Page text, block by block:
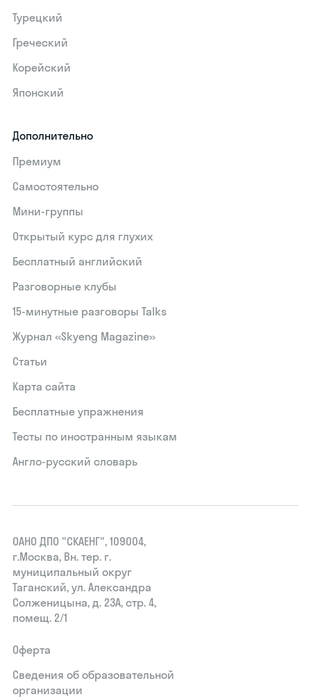
Турецкий
Греческий
Корейский
Японский
Дополнительно
Премиум
Самостоятельно
Мини-группы
Открытый курс для глухих
Бесплатный английский
Разговорные клубы
15‑минутные разговоры Talks
Журнал «Skyeng Magazine»
Статьи
Карта сайта
Бесплатные упражнения
Тесты по иностранным языкам
Англо-русский словарь
ОАНО ДПО "СКАЕНГ", 109004,
г.Москва, Вн. тер. г.
муниципальный округ
Таганский, ул. Александра
Солженицына, д. 23А, стр. 4,
помещ. 2/1
Оферта
Сведения об образовательной
организации